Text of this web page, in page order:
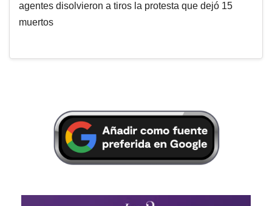
agentes disolvieron a tiros la protesta que dejó 15
muertos